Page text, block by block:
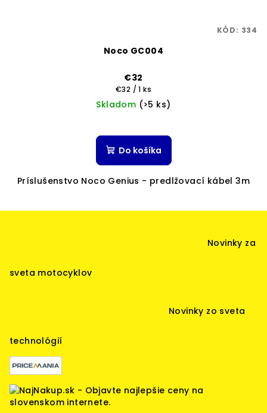
Noco GC004
€32
Jednotková
cena:
€32 / 1 ks
Skladom (>5 ks)
Do košíka
Príslušenstvo Noco Genius - predlžovací kábel 3m
KÓD: 334
Novinky za
sveta motocyklov
Novinky zo sveta
technológií